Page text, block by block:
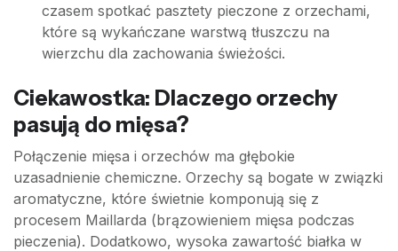
czasem spotkać pasztety pieczone z orzechami,
które są wykańczane warstwą tłuszczu na
wierzchu dla zachowania świeżości.
Ciekawostka: Dlaczego orzechy
pasują do mięsa?
Połączenie mięsa i orzechów ma głębokie
uzasadnienie chemiczne. Orzechy są bogate w związki
aromatyczne, które świetnie komponują się z
procesem Maillarda (brązowieniem mięsa podczas
pieczenia). Dodatkowo, wysoka zawartość białka w